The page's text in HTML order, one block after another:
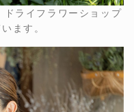
ライフラワーショップ
ます。